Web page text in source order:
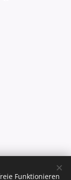
Funktionieren